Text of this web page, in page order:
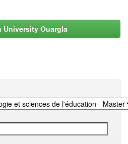
University Ouargla